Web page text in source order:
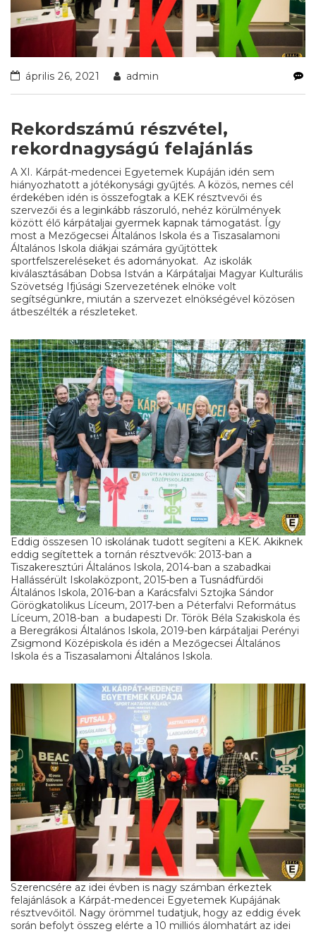
április 26, 2021 admin
Rekordszámú részvétel,
rekordnagyságú felajánlás
A XI. Kárpát-medencei Egyetemek Kupáján idén sem
hiányozhatott a jótékonysági gyűjtés. A közös, nemes cél
érdekében idén is összefogtak a KEK résztvevői és
szervezői és a leginkább rászoruló, nehéz körülmények
között élő kárpátaljai gyermek kapnak támogatást. Így
most a Mezőgecsei Általános Iskola és a Tiszasalamoni
Általános Iskola diákjai számára gyűjtöttek
sportfelszereléseket és adományokat. Az iskolák
kiválasztásában Dobsa István a Kárpátaljai Magyar Kulturális
Szövetség Ifjúsági Szervezetének elnöke volt
segítségünkre, miután a szervezet elnökségével közösen
átbeszélték a részleteket.
Eddig összesen 10 iskolának tudott segíteni a KEK. Akiknek
eddig segítettek a tornán résztvevők: 2013-ban a
Tiszakeresztúri Általános Iskola, 2014-ban a szabadkai
Hallássérült Iskolaközpont, 2015-ben a Tusnádfürdői
Általános Iskola, 2016-ban a Karácsfalvi Sztojka Sándor
Görögkatolikus Líceum, 2017-ben a Péterfalvi Református
Líceum, 2018-ban a budapesti Dr. Török Béla Szakiskola és
a Beregrákosi Általános Iskola, 2019-ben kárpátaljai Perényi
Zsigmond Középiskola és idén a Mezőgecsei Általános
Iskola és a Tiszasalamoni Általános Iskola.
Szerencsére az idei évben is nagy számban érkeztek
felajánlások a Kárpát-medencei Egyetemek Kupájának
résztvevőitől. Nagy örömmel tudatjuk, hogy az eddig évek
során befolyt összeg elérte a 10 milliós álomhatárt az idei